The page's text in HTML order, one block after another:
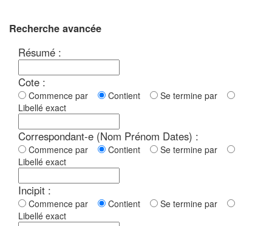
Recherche avancée
Résumé :
Cote :
Commence par Contient
Se termine par
Libellé exact
Correspondant-e (Nom Prénom Dates) :
Commence par Contient
Se termine par
Libellé exact
Incipit :
Commence par Contient
Se termine par
Libellé exact